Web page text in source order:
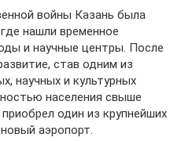
войны Казань была
нашли временное
и научные центры. После
став одним из
научных и культурных
населения свыше
один из крупнейших
аэропорт.